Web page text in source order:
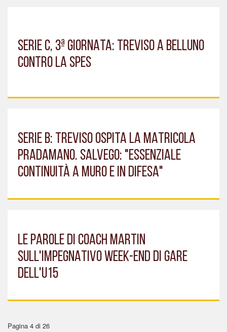
SERIE C, 3ª GIORNATA: TREVISO A BELLUNO
CONTRO LA SPES
SERIE B: TREVISO OSPITA LA MATRICOLA
PRADAMANO. SALVEGO: "ESSENZIALE
CONTINUITÀ A MURO E IN DIFESA"
LE PAROLE DI COACH MARTIN
SULL'IMPEGNATIVO WEEK-END DI GARE
DELL'U15
Pagina 4 di 26